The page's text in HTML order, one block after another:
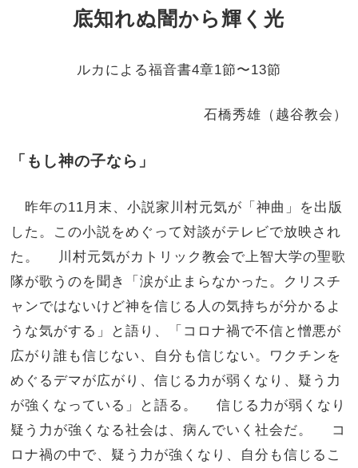
底知れぬ闇から輝く光
ルカによる福音書4章1節〜13節
石橋秀雄（越谷教会）
「もし神の子なら」
昨年の11月末、小説家川村元気が「神曲」を出版
した。この小説をめぐって対談がテレビで放映され
た。 川村元気がカトリック教会で上智大学の聖歌
隊が歌うのを聞き「涙が止まらなかった。クリスチ
ャンではないけど神を信じる人の気持ちが分かるよ
うな気がする」と語り、「コロナ禍で不信と憎悪が
広がり誰も信じない、自分も信じない。ワクチンを
めぐるデマが広がり、信じる力が弱くなり、疑う力
が強くなっている」と語る。 信じる力が弱くなり
疑う力が強くなる社会は、病んでいく社会だ。 コ
ロナ禍の中で、疑う力が強くなり、自分も信じるこ